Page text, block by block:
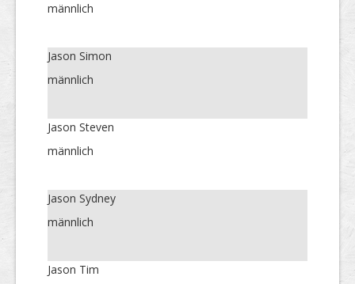
männlich
Jason Simon
männlich
Jason Steven
männlich
Jason Sydney
männlich
Jason Tim